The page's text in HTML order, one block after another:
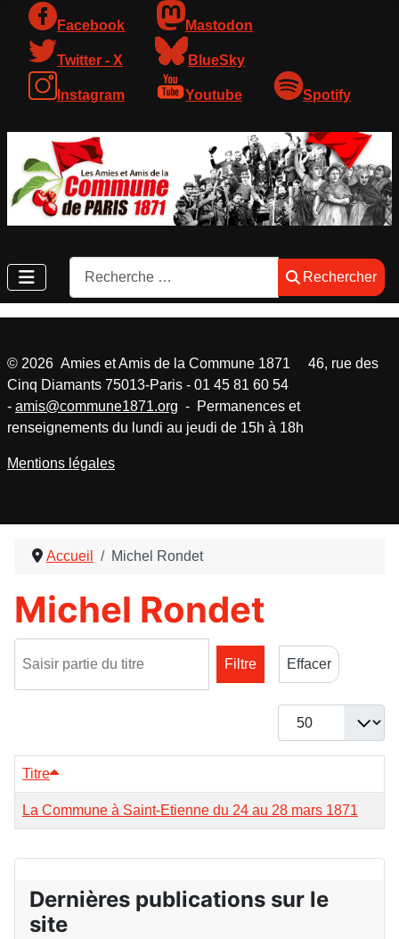
Facebook Mastodon
Twitter - X BlueSky
Instagram Youtube Spotify
Rechercher
Rechercher
Accueil Michel Rondet
Michel Rondet
Filtre
Effacer
Afficher #
Titre
La Commune à Saint-Etienne du 24 au 28 mars 1871
Dernières publications sur le
site
© 2026 Amies et Amis de la Commune 1871 46, rue des
Cinq Diamants 75013-Paris - 01 45 81 60 54
- amis@commune1871.org - Permanences et
renseignements du lundi au jeudi de 15h à 18h
Mentions légales